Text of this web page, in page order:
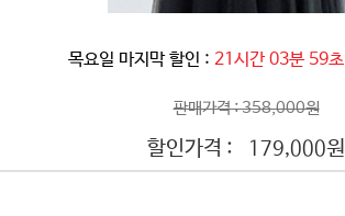
목요일 마지막 할인 : 21시간 03분 57초
판매가격 : 358,000원
할인가격 : 179,000원